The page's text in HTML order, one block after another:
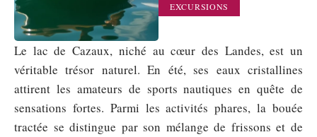
EXCURSIONS
Le lac de Cazaux, niché au cœur des Landes, est un
véritable trésor naturel. En été, ses eaux cristallines
attirent les amateurs de sports nautiques en quête de
sensations fortes. Parmi les activités phares, la bouée
tractée se distingue par son mélange de frissons et de